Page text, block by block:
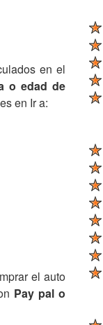
en el
o edad de
en Ir a:
el auto
Pay pal o